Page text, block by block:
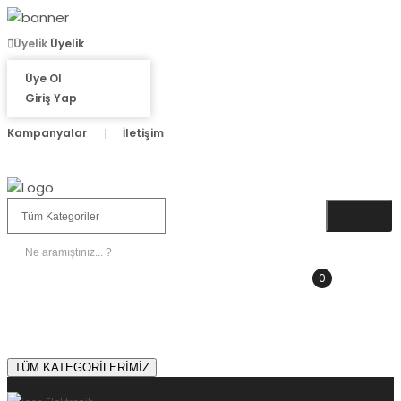
Üyelik Üyelik
Üye Ol
Giriş Yap
Kampanyalar İletişim
0
TÜM KATEGORİLERİMİZ
Sipariş Sorgulama
Giriş YapveyaÜye Ol